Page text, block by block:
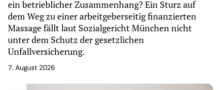
ein betrieblicher Zusammenhang? Ein Sturz auf
dem Weg zu einer arbeitgeberseitig finanzierten
Massage fällt laut Sozialgericht München nicht
unter dem Schutz der gesetzlichen
Unfallversicherung.
7. August 2026